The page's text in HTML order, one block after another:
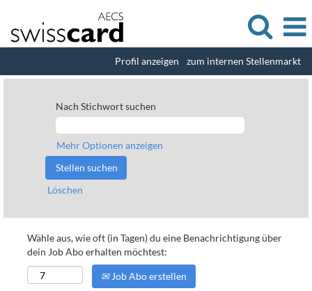
Profil anzeigen zum internen Stellenmarkt
Nach Stichwort suchen
Mehr Optionen anzeigen
Löschen
Wähle aus, wie oft (in Tagen) du eine Benachrichtigung über
dein Job Abo erhalten möchtest:
Job Abo erstellen